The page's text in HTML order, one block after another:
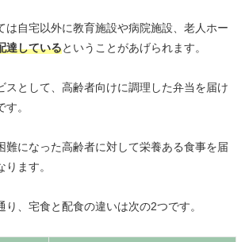
は自宅以外に教育施設や病院施設、老人ホー
達しているということがあげられます。
スとして、高齢者向けに調理した弁当を届け
。
難になった高齢者に対して栄養ある食事を届
ます。
り、宅食と配食の違いは次の2つです。